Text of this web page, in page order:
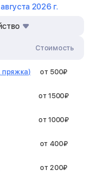
2026 г.
Стоимость
пряжка) от 500₽
от 1500₽
от 1000₽
от 400₽
от 200₽